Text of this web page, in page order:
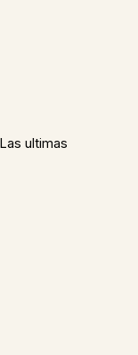
Las ultimas